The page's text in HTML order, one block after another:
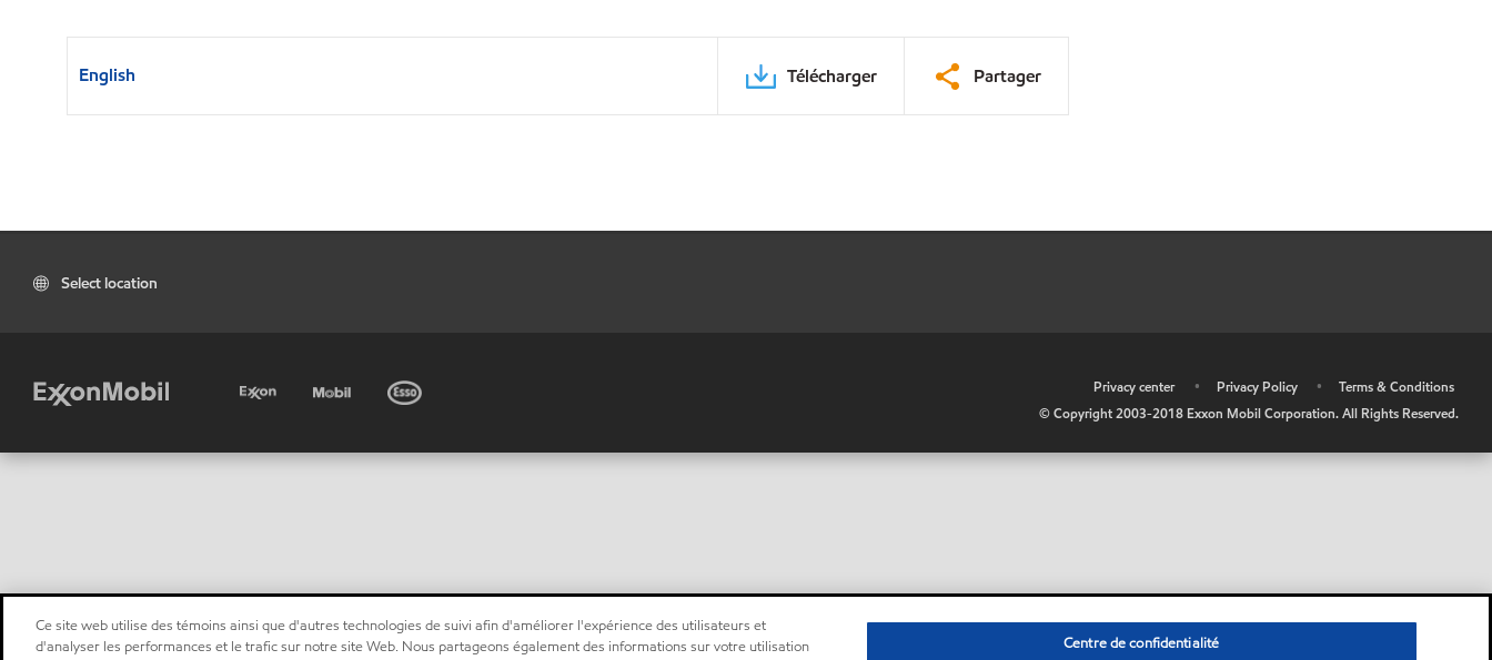
English Télécharger Partager
Select location
Privacy center • Privacy Policy •
Terms & Conditions
© Copyright 2003-2018 Exxon Mobil Corporation. All Rights Reserved.
Ce site web utilise des témoins ainsi que d'autres technologies de suivi afin d'améliorer l'expérience des utilisateurs et
d'analyser les performances et le trafic sur notre site Web. Nous partageons également des informations sur votre utilisation
Centre de confidentialité